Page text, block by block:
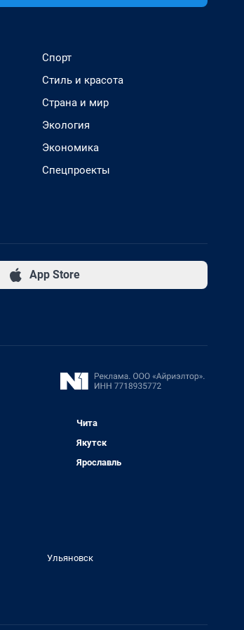
Спорт
Стиль и красота
Страна и мир
Экология
Экономика
Спецпроекты
App Store
Чита
Якутск
Ярославль
Ульяновск